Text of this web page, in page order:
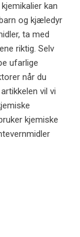
kan
og kjæledyr
ta med
riktig. Selv
ufarlige
når du
vil vi
kjemiske